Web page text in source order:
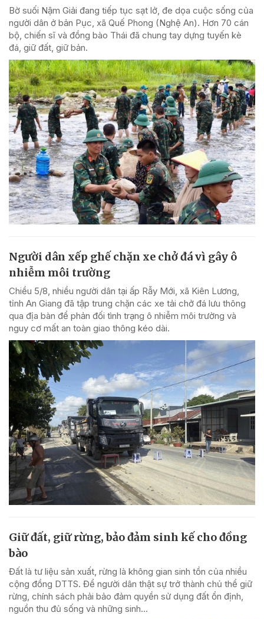
Bờ suối Nậm Giải đang tiếp tục sạt lở, đe dọa cuộc sống của
người dân ở bản Pục, xã Quế Phong (Nghệ An). Hơn 70 cán
bộ, chiến sĩ và đồng bào Thái đã chung tay dựng tuyến kè
đá, giữ đất, giữ bản.
Người dân xếp ghế chặn xe chở đá vì gây ô
nhiễm môi trường
Chiều 5/8, nhiều người dân tại ấp Rẫy Mới, xã Kiên Lương,
tỉnh An Giang đã tập trung chặn các xe tải chở đá lưu thông
qua địa bàn để phản đối tình trạng ô nhiễm môi trường và
nguy cơ mất an toàn giao thông kéo dài.
Giữ đất, giữ rừng, bảo đảm sinh kế cho đồng
bào
Đất là tư liệu sản xuất, rừng là không gian sinh tồn của nhiều
cộng đồng DTTS. Để người dân thật sự trở thành chủ thể giữ
rừng, chính sách phải bảo đảm quyền sử dụng đất ổn định,
nguồn thu đủ sống và những sinh...